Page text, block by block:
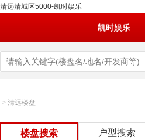
清远清城区5000-凯时娱乐
凯时娱乐
> 清远楼盘
楼盘搜索 户型搜索